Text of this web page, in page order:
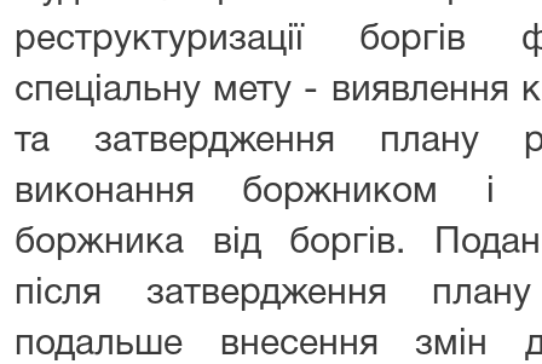
реструктуризації
спеціальну мету - виявлення
та затвердження плану
виконання боржником і
боржника від боргів.
після затвердження плану
подальше внесення змін